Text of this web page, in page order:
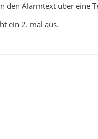
den Alarmtext über eine
ein 2. mal aus.